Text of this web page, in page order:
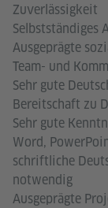
Zuverlässigkeit
Selbstständiges
Ausgeprägte
Team- und
Sehr gute
Bereitschaft zu
Sehr gute
Word,
schriftliche
notwendig
Ausgeprägte